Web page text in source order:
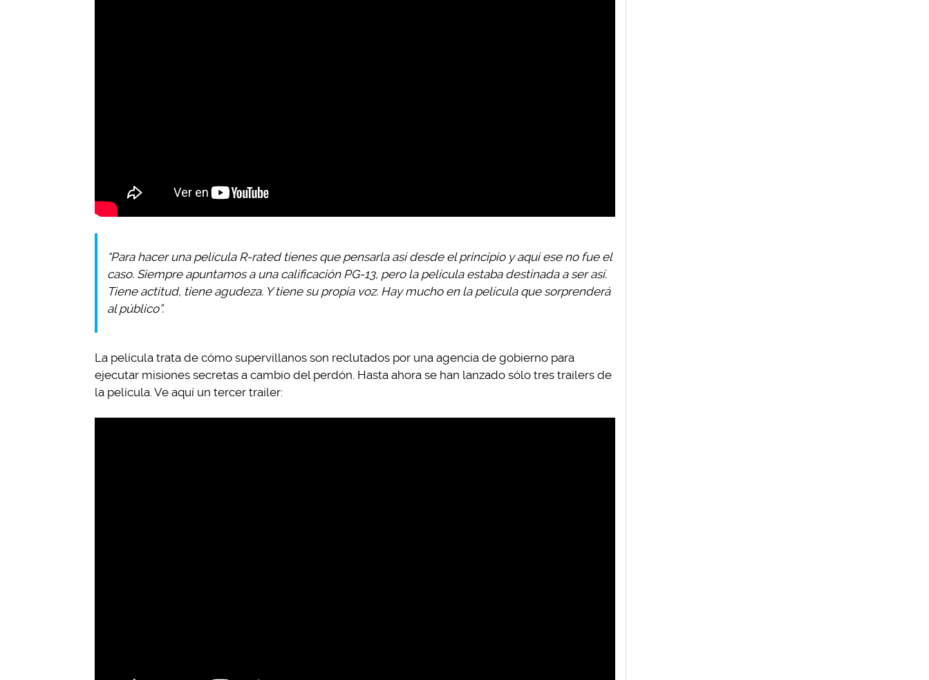
“Para hacer una película R-rated tienes que pensarla así desde el principio y aquí ese no fue el
caso. Siempre apuntamos a una calificación PG-13, pero la película estaba destinada a ser así.
Tiene actitud, tiene agudeza. Y tiene su propia voz. Hay mucho en la película que sorprenderá
al público”.
La película trata de cómo supervillanos son reclutados por una agencia de gobierno para
ejecutar misiones secretas a cambio del perdón. Hasta ahora se han lanzado sólo tres trailers de
la película. Ve aquí un tercer trailer: